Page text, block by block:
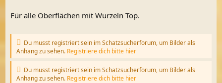
Für alle Oberflächen mit Wurzeln Top.
Du musst registriert sein im Schatzsucherforum, um Bilder als
Anhang zu sehen. Registriere dich bitte hier
Du musst registriert sein im Schatzsucherforum, um Bilder als
Anhang zu sehen. Registriere dich bitte hier